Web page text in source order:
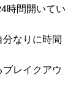
時間開いてい
なりに時間
レイクアウ